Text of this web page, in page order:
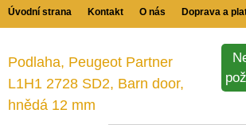
Úvodní strana Kontakt O nás Doprava a
Podlaha, Peugeot Partner
L1H1 2728 SD2, Barn door,
hnědá 12 mm